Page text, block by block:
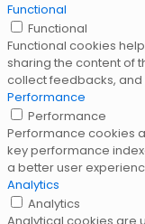
Functional
Functional
Functional cookies
sharing the content of
collect feedbacks,
Performance
Performance
Performance cookies
key performance
a better user
Analytics
Analytics